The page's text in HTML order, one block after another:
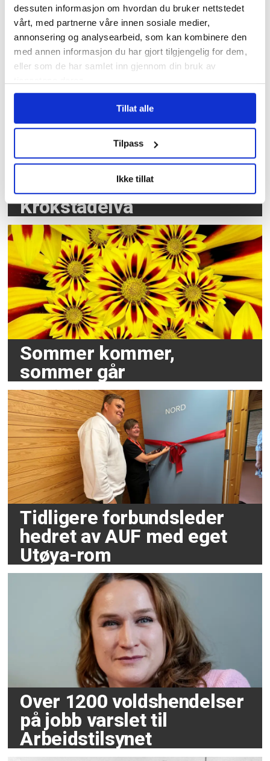
dessuten informasjon om hvordan du bruker nettstedet
vårt, med partnerne våre innen sosiale medier,
annonsering og analysearbeid, som kan kombinere den
med annen informasjon du har gjort tilgjengelig for dem,
eller som de har samlet inn gjennom din bruk av
Tillat alle
Tilpass
Ikke tillat
Les flere nyheter:
3,7 millioner kroner
samlet inn etter brannen i
Krokstadelva
Sommer kommer,
sommer går
Tidligere forbundsleder
hedret av AUF med eget
Utøya-rom
Over 1200 voldshendelser
på jobb varslet til
Arbeidstilsynet